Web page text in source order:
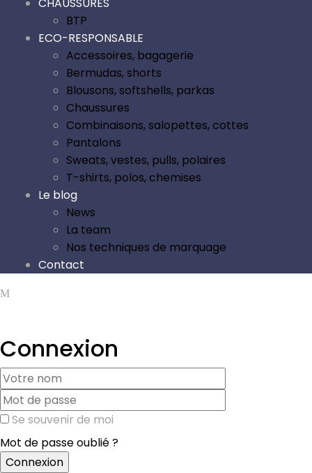
CHAUSSURES
BTP
ECO-RESPONSABLE
Accessoires, bagagerie
Bermudas, shorts
Blousons, softshells, parkas
Chaussures
Combinaisons, salopettes, cottes
Pantalons
Sweats, vestes, pulls, polaires
T-shirts, polos, chemises
Le blog
News
La team
Nos techniques de marquage
Contact
Connexion
Se souvenir de moi
Mot de passe oublié ?